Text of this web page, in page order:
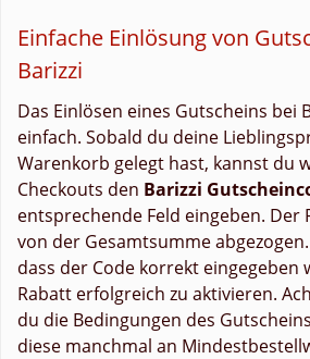
Einfache Einlösung von
Barizzi
Das Einlösen eines Gutscheins bei
einfach. Sobald du deine
Warenkorb gelegt hast, kannst du
Checkouts den Barizzi
entsprechende Feld eingeben.
von der Gesamtsumme
dass der Code korrekt eingegeben
Rabatt erfolgreich zu aktivieren.
du die Bedingungen des
diese manchmal an